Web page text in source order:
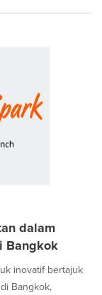
dalam
Bangkok
inovatif bertajuk
Bangkok,